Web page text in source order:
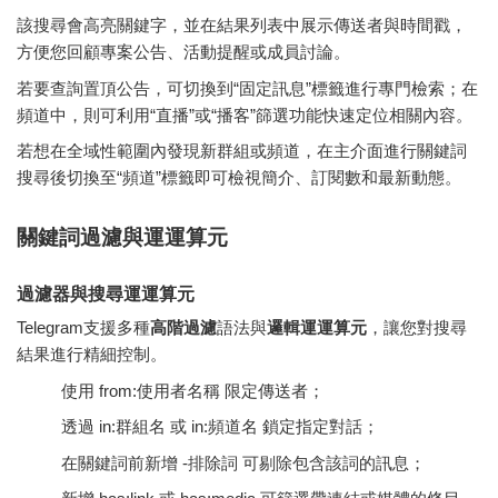
該搜尋會高亮關鍵字，並在結果列表中展示傳送者與時間戳，
方便您回顧專案公告、活動提醒或成員討論。
若要查詢置頂公告，可切換到“固定訊息”標籤進行專門檢索；在
頻道中，則可利用“直播”或“播客”篩選功能快速定位相關內容。
若想在全域性範圍內發現新群組或頻道，在主介面進行關鍵詞
搜尋後切換至“頻道”標籤即可檢視簡介、訂閱數和最新動態。
關鍵詞過濾與運運算元
過濾器與搜尋運運算元
Telegram支援多種高階過濾語法與邏輯運運算元 ，讓您對搜尋
結果進行精細控制。
使用 from:使用者名稱 限定傳送者；
透過 in:群組名 或 in:頻道名 鎖定指定對話；
在關鍵詞前新增 -排除詞 可剔除包含該詞的訊息；